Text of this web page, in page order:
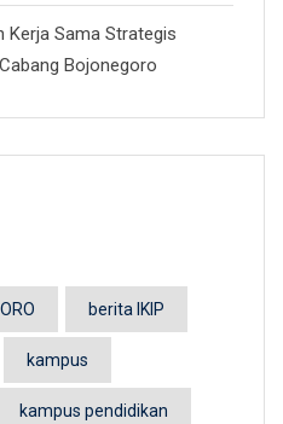
Kerja Sama Strategis
Bojonegoro
berita IKIP
kampus
kampus pendidikan